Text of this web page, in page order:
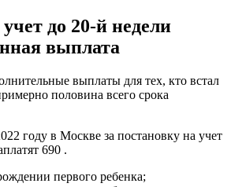
до 20-й недели
выплата
выплаты для тех, кто встал
половина всего срока
году в Москве за постановку на учет
690 .
первого ребенка;